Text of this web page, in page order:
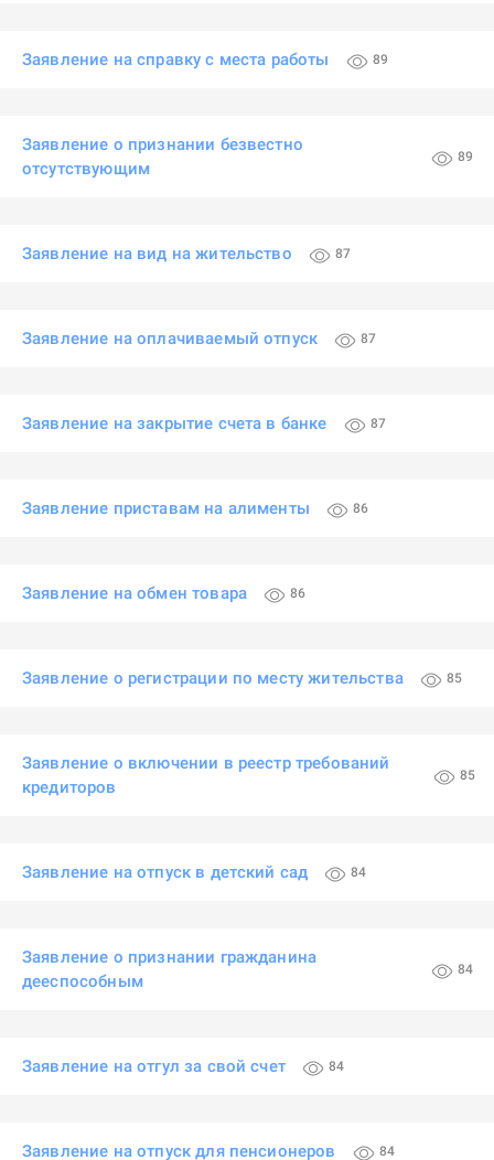
Заявление на справку с места работы 89
Заявление о признании безвестно
отсутствующим
89
Заявление на вид на жительство 87
Заявление на оплачиваемый отпуск 87
Заявление на закрытие счета в банке 87
Заявление приставам на алименты 86
Заявление на обмен товара 86
Заявление о регистрации по месту жительства 85
Заявление о включении в реестр требований
кредиторов
85
Заявление на отпуск в детский сад 84
Заявление о признании гражданина
дееспособным
84
Заявление на отгул за свой счет 84
Заявление на отпуск для пенсионеров 84